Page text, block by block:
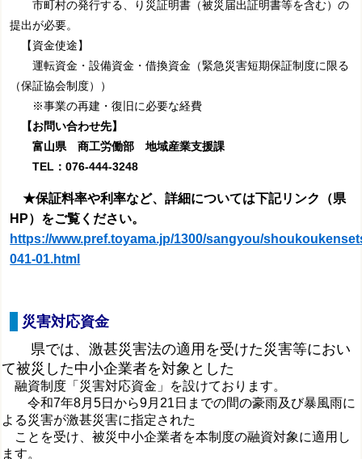
市町村の発行する、り災証明書（被災届出証明書等を含む）の
提出が必要。
【資金使途】
運転資金・設備資金・借換資金（緊急災害短期保証制度に限る
（保証協会制度））
※事業の再建・復旧に必要な経費
【お問い合わせ先】
富山県 商工労働部 地域産業支援課
TEL：076-444-3248
★保証料率や利率など、詳細については下記リンク（県
HP）をご覧ください。
https://www.pref.toyama.jp/1300/sangyou/
041-01.html
災害対応資金
県では、激甚災害法の適用を受けた災害等におい
て被災した中小企業者を対象とした
融資制度「災害対応資金」を設けております。
令和7年8月5日から9月21日までの間の豪雨及び暴風雨に
よる災害が激甚災害に指定された
ことを受け、被災中小企業者を本制度の融資対象に適用し
ます。